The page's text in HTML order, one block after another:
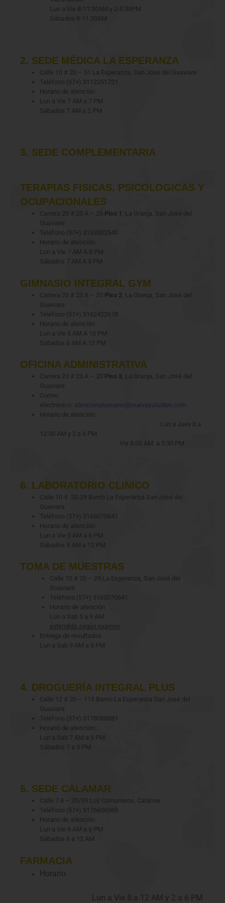
Lun a Vie 8-11:30AM y 2-5:30PM
Sábados 8-11:30AM
2. SEDE MÉDICA LA ESPERANZA
Calle 10 # 20 – 51 La Esperanza, San José del Guaviare
Teléfono (57+) 3112251721
Horario de atención
Lun a Vie 7 AM a 7 PM
Sábados 7 AM a 2 PM
3. SEDE COMPLEMENTARIA
TERAPIAS FISICAS, PSICOLOGICAS Y
OCUPACIONALES
Carrera 20 # 23 A – 20 Piso 1 , La Granja, San José del
Guaviare
Teléfono (57+) 3183502540
Horario de atención
Lun a Vie 7 AM A 8 PM
Sábados 7 AM A 3 PM
GIMNASIO INTEGRAL GYM
Carrera 20 # 23 A – 20 Piso 2 , La Granja, San José del
Guaviare
Teléfono (57+) 3162422678
Horario de atención
Lun a Vie 5 AM A 10 PM
Sábados 6 AM A 12 PM
OFICINA ADMINISTRATIVA
Carrera 20 # 23 A – 20 Piso 3, La Granja, San José del
Guaviare
Correo
electrónico: atencionalusuario@nuevasaludips.com
Horario de atención:
Lun a Juev 8 a
12:30 AM y 2 a 6 PM
Vie 8:00 AM. a 5:30 PM
6. LABORATORIO CLINICO
Calle 10 # 20-29 Barrio La Esperanza San José del
Guaviare
Teléfono (57+) 3163070641
Horario de atención
Lun a Vie 5 AM a 6 PM
Sábados 5 AM a 12 PM
TOMA DE MUESTRAS
Calle 10 # 20 – 29 La Esperanza, San José del
Guaviare
Teléfono (57+) 3163070641
Horario de atención
Lun a Sab 5 a 9 AM
extendida según examen
Entrega de resultados
Lun a Sab 9 AM a 6 PM
4. DROGUERÍA INTEGRAL PLUS
Calle 12 # 20 – 115 Barrio La Esperanza San José del
Guaviare
Teléfono (57+) 3178088881
Horario de atención:
Lun a Sab 7 AM a 9 PM
Sábados 7 a 3 PM
5. SEDE CALAMAR
Calle 7 8 – 35/39 Los Comuneros, Calamar
Teléfono (57+) 3176606368
Horario de atención
Lun a Vie 6 AM a 6 PM
Sábados 6 a 12 AM
FARMACIA
Horario
Lun a Vie 8 a 12 AM y 2 a 6 PM